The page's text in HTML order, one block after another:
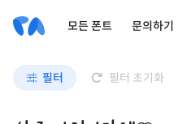
모든 폰트 문의하기
필터 필터 초기화